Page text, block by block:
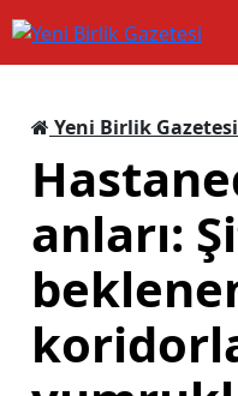
Yeni Birlik Gazetesi
anları: